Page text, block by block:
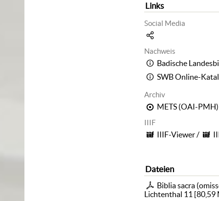
Links
Social Media
Nachweis
Badische
SWB Online-
Archiv
METS (OAI-PMH)
IIIF
IIIF-Viewer/
Dateien
Biblia sacra
Lichtenthal 11 [80,59